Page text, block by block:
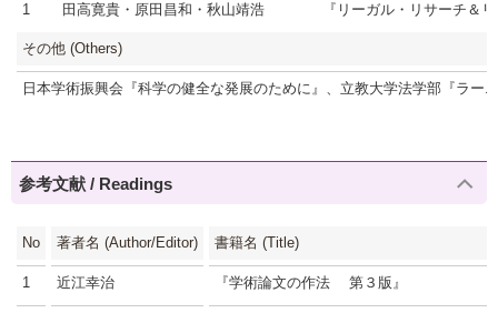
1 田高寛貴・原田昌和・秋山靖浩 『リーガル・リサーチ＆
その他 (Others)
日本学術振興会『科学の健全な発展のために』、立教大学法学部『ラ
参考文献 / Readings
No 著者名 (Author/Editor) 書籍名 (Title)
1 近江幸治 『学術論文の作法 第３版』